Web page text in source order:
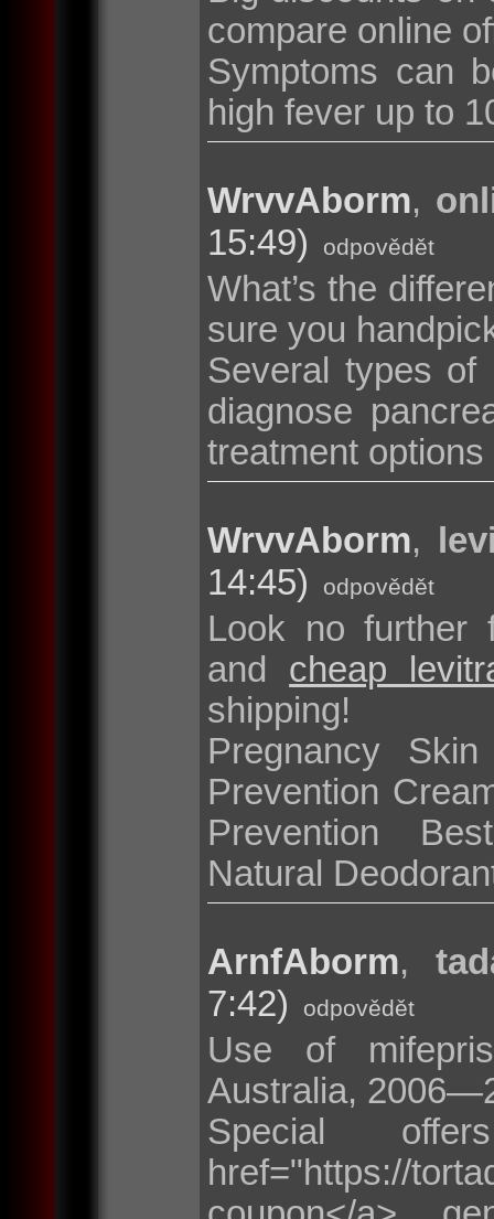
compare online
Symptoms can
high fever up to
WrvvAborm,
15:49)
odpovědět
What’s the
sure you
Several types
diagnose
treatment
WrvvAborm,
14:45)
odpovědět
Look no further
and cheap
shipping!
Pregnancy
Prevention
Prevention
Natural
ArnfAborm,
7:42)
odpovědět
Use of
Australia,
Special
href="https://